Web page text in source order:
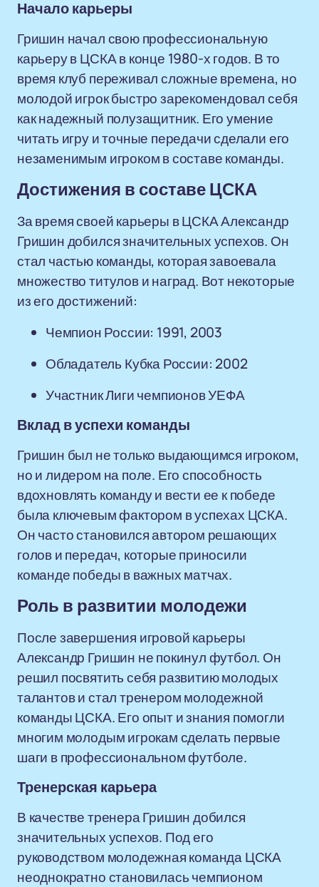
Начало карьеры
Гришин начал свою профессиональную
карьеру в ЦСКА в конце 1980-х годов. В то
время клуб переживал сложные времена, но
молодой игрок быстро зарекомендовал себя
как надежный полузащитник. Его умение
читать игру и точные передачи сделали его
незаменимым игроком в составе команды.
Достижения в составе ЦСКА
За время своей карьеры в ЦСКА Александр
Гришин добился значительных успехов. Он
стал частью команды, которая завоевала
множество титулов и наград. Вот некоторые
из его достижений:
Чемпион России: 1991, 2003
Обладатель Кубка России: 2002
Участник Лиги чемпионов УЕФА
Вклад в успехи команды
Гришин был не только выдающимся игроком,
но и лидером на поле. Его способность
вдохновлять команду и вести ее к победе
была ключевым фактором в успехах ЦСКА.
Он часто становился автором решающих
голов и передач, которые приносили
команде победы в важных матчах.
Роль в развитии молодежи
После завершения игровой карьеры
Александр Гришин не покинул футбол. Он
решил посвятить себя развитию молодых
талантов и стал тренером молодежной
команды ЦСКА. Его опыт и знания помогли
многим молодым игрокам сделать первые
шаги в профессиональном футболе.
Тренерская карьера
В качестве тренера Гришин добился
значительных успехов. Под его
руководством молодежная команда ЦСКА
неоднократно становилась чемпионом